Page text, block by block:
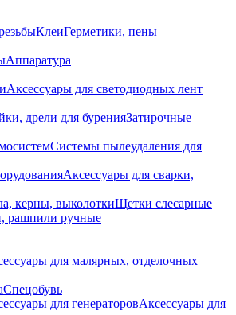
КлеиГерметики, пены
Аппаратура
Аксессуары для светодиодных лент
дрели для буренияЗатирочные
Системы пылеудаления для
Аксессуары для сварки,
керны, выколоткиЩетки слесарные
рашпили ручные
для малярных, отделочных
Спецобувь
для генераторовАксессуары для